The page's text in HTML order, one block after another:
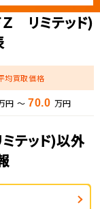
リミテッド)
均買取価格
円 ～ 70.0 万円
テッド)以外